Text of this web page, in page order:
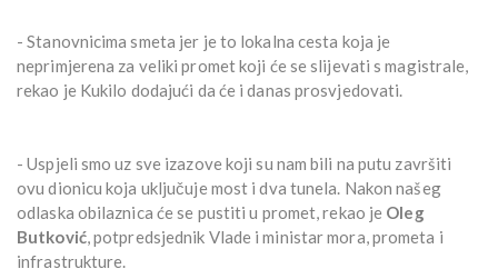
- Stanovnicima smeta jer je to lokalna cesta koja je
neprimjerena za veliki promet koji će se slijevati s magistrale,
rekao je Kukilo dodajući da će i danas prosvjedovati.
- Uspjeli smo uz sve izazove koji su nam bili na putu završiti
ovu dionicu koja uključuje most i dva tunela. Nakon našeg
odlaska obilaznica će se pustiti u promet, rekao je Oleg
Butković, potpredsjednik Vlade i ministar mora, prometa i
infrastrukture.